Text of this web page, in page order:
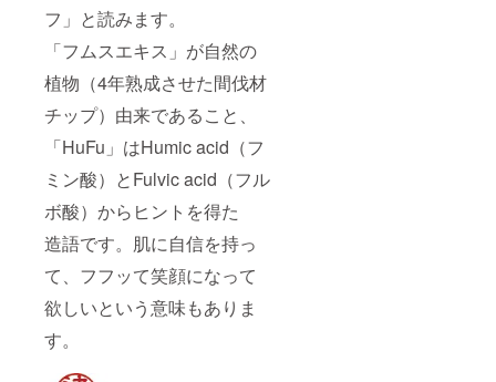
フ」と読みます。
「フムスエキス」が自然の
植物（4年熟成させた間伐材
チップ）由来であること、
「HuFu」はHumic acid（フ
ミン酸）とFulvic acid（フル
ボ酸）からヒントを得た
造語です。肌に自信を持っ
て、フフッて笑顔になって
欲しいという意味もありま
す。